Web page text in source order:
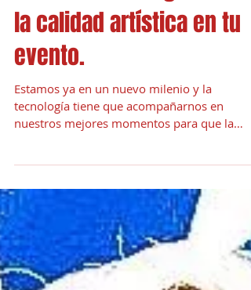
Un buen sonido garantiza
la calidad artística en tu
evento.
Estamos ya en un nuevo milenio y la
tecnología tiene que acompañarnos en
experiencia sea especial y...